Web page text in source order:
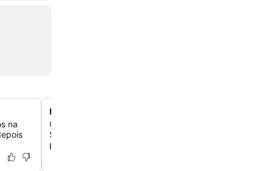
na
Excelente acesso a transportes públicos
Com paragens de elétrico mesmo à porta e estações
Schwedenplatz a uma curta caminhada, você tem
por toda Viena.